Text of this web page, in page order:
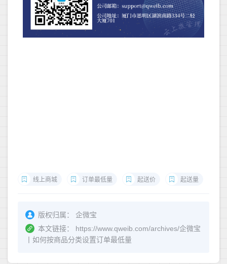
线上商城 订单最低量 起送价 起送量
版权归属：
企微宝
本文链接：
https://www.qweib.com/archives/企微宝
丨如何按商品分类设置订单最低量